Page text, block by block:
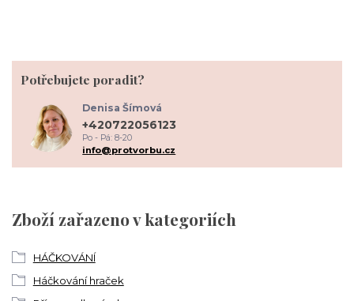
Zboží zařazeno v kategoriích
HÁČKOVÁNÍ
Háčkování hraček
Potřebujete poradit?
Denisa Šímová
+420722056123
Po - Pá: 8-20
info@protvorbu.cz